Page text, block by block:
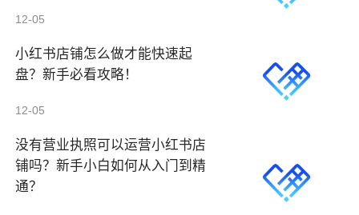
12-05
小红书店铺怎么做才能快速起
盘？新手必看攻略！
12-05
没有营业执照可以运营小红书店
铺吗？新手小白如何从入门到精
通？